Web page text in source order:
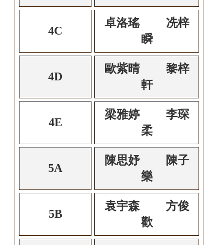
4C
卓洛瑤 冼梓
瞬
4D
歐紫晴 黎梓
軒
4E
梁雅婷 李琛
柔
5A
陳思妤 陳子
樂
5B
袁宇森 方俊
歡